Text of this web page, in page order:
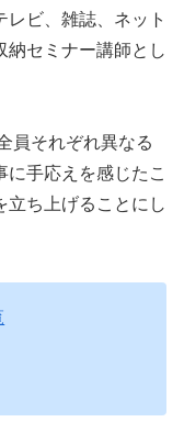
レビ、雑誌、ネット
納セミナー講師とし
員それぞれ異なる
に手応えを感じたこ
立ち上げることにし